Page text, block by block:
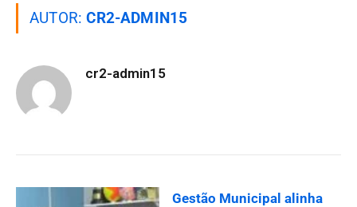
AUTOR:CR2-ADMIN15
cr2-admin15
Gestão Municipal alinha